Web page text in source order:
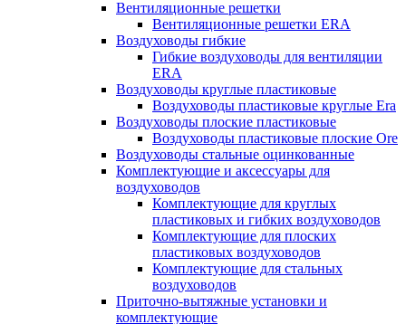
Вентиляционные решетки
Вентиляционные решетки ERA
Воздуховоды гибкие
Гибкие воздуховоды для вентиляции
ERA
Воздуховоды круглые пластиковые
Воздуховоды пластиковые круглые Era
Воздуховоды плоские пластиковые
Воздуховоды пластиковые плоские Ore
Воздуховоды стальные оцинкованные
Комплектующие и аксессуары для
воздуховодов
Комплектующие для круглых
пластиковых и гибких воздуховодов
Комплектующие для плоских
пластиковых воздуховодов
Комплектующие для стальных
воздуховодов
Приточно-вытяжные установки и
комплектующие